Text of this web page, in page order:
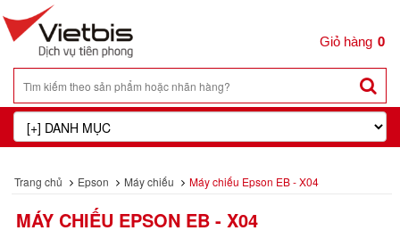
0
Trang chủ Epson Máy chiếu Máy chiếu Epson EB - X04
MÁY CHIẾU EPSON EB - X04